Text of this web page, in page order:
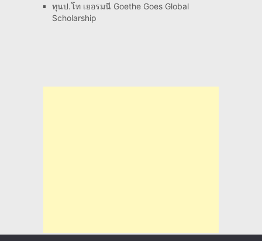
ทุนป.โท เยอรมนี Goethe Goes Global
Scholarship